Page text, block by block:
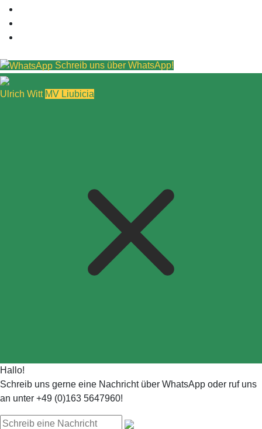
Schreib uns über WhatsApp!
Ulrich Witt MV Liubicia
Hallo!
Schreib uns gerne eine Nachricht über WhatsApp oder ruf uns
an unter +49 (0)163 5647960!